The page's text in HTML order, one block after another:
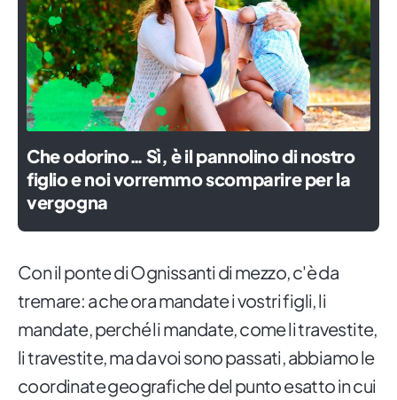
Che odorino… Sì, è il pannolino di nostro
figlio e noi vorremmo scomparire per la
vergogna
Con il ponte di Ognissanti di mezzo, c'è da
tremare: a che ora mandate i vostri figli, li
mandate, perché li mandate, come li travestite,
li travestite, ma da voi sono passati, abbiamo le
coordinate geografiche del punto esatto in cui